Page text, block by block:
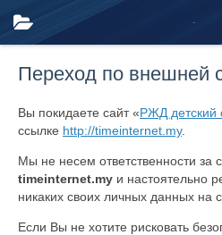
Переход по внешней
Вы покидаете сайт «РЖД
ссылке http://timeinternet.my.
Мы не несем ответственности за
timeinternet.my и настоятельно
никаких своих личных данных на
Если Вы не хотите рисковать